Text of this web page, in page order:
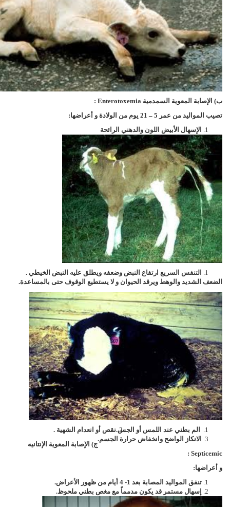
ب) الإصابة المعوية السمدمية Enterotoxemia
:
تصيب المواليد من عمر 5 – 21 يوم من الولادة و أعراضها:
الإسهال الأبيض اللون والدهني الرائحة
التنفس السريع ارتفاع النبض وضعفه ويطلق عليه النبض الخيطي .
الضعف الشديد والوهط ويرقد الحيوان و لا يستطيع الوقوف حتى بالمساعدة.
الم بطني عند اللمس أو الجس.نقص أو انعدام الشهية .
الانكاز الواضح وانخفاض حرارة الجسم.
ج) الإصابة المعوية الإنتانيه
Septicemic
:
و أعراضها:
تنفق المواليد المصابة بعد 1- 4 أيام من ظهور الأعراض.
إسهال مستمر قد يكون مدمماً مع مغص بطني ملحوظ.